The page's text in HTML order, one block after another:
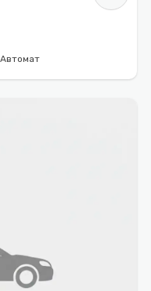
Автомат